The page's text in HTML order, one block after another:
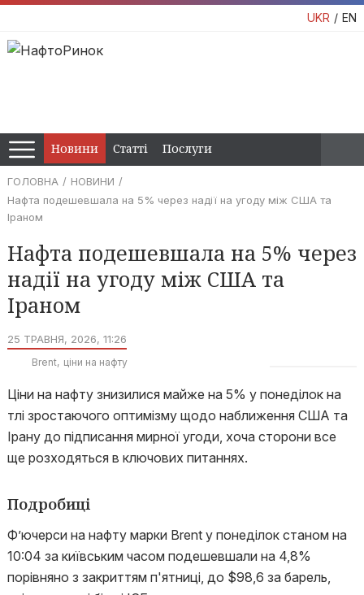
UKR EN
Новини Статті Послуги
ГОЛОВНА
НОВИНИ
Нафта подешевшала на 5% через надії на угоду між США та
Іраном
Нафта подешевшала на 5% через
надії на угоду між США та
Іраном
25 ТРАВНЯ, 2026, 11:26
Brent ціни на нафту
Ціни на нафту знизилися майже на 5% у понеділок на
тлі зростаючого оптимізму щодо наближення США та
Ірану до підписання мирної угоди, хоча сторони все
ще розходяться в ключових питаннях.
Подробиці
Ф’ючерси на нафту марки Brent у понеділок станом на
10:04 за київським часом подешевшали на 4,8%
порівняно з закриттям п'ятниці, до $98,6 за барель,